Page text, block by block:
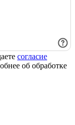
согласие
об обработке